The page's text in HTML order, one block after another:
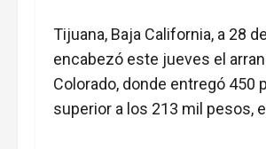
Tijuana, Baja California, a 28
encabezó este jueves el
Colorado, donde entregó
superior a los 213 mil pesos,